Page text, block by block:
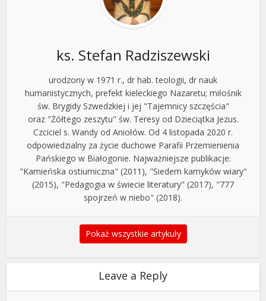
ks. Stefan Radziszewski
urodzony w 1971 r., dr hab. teologii, dr nauk
humanistycznych, prefekt kieleckiego Nazaretu; miłośnik
św. Brygidy Szwedzkiej i jej "Tajemnicy szczęścia"
oraz "Żółtego zeszytu" św. Teresy od Dzieciątka Jezus.
Czciciel s. Wandy od Aniołów. Od 4 listopada 2020 r.
odpowiedzialny za życie duchowe Parafii Przemienienia
Pańskiego w Białogonie. Najważniejsze publikacje:
"Kamieńska ostiumiczna" (2011), "Siedem kamyków wiary"
(2015), "Pedagogia w świecie literatury" (2017), "777
spojrzeń w niebo" (2018).
Pokaż wszystkie artykuły
Leave a Reply